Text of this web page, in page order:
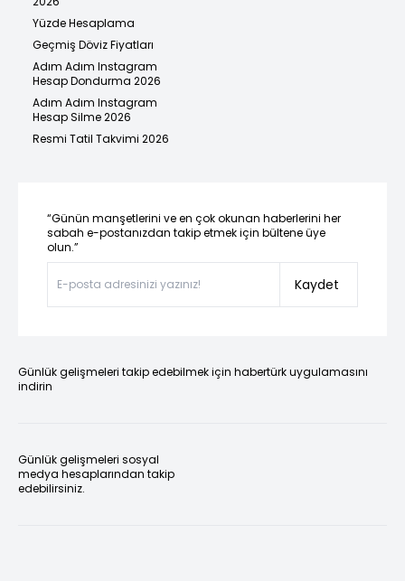
Yüzde Hesaplama
Geçmiş Döviz Fiyatları
Adım Adım Instagram
Hesap Dondurma 2026
Adım Adım Instagram
Hesap Silme 2026
Resmi Tatil Takvimi 2026
“Günün manşetlerini ve en çok okunan haberlerini her
sabah e-postanızdan takip etmek için bültene üye
olun.”
Kaydet
Günlük gelişmeleri takip edebilmek için habertürk uygulamasını
indirin
Günlük gelişmeleri sosyal
medya hesaplarından takip
edebilirsiniz.